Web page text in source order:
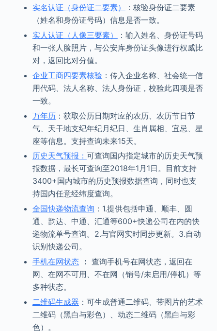
实名认证（身份证二要素）
：核验身份证二要素
（姓名和身份证号码）信息是否一致。
实人认证（人像三要素）
：输入姓名、身份证号码
和一张人脸照片，与公安库身份证头像进行权威比
对，返回比对分值。
企业工商四要素核验：传入企业名称、社会统一信
用代码、法人名称、法人身份证，校验此四项是否
一致。
万年历：获取公历日期对应的农历、农历节日节
气、天干地支纪年纪月纪日、生肖属相、宜忌、星
座等信息。支持查询未来15天。
历史天气预报： 可查询国内指定城市的历史天气预
报数据，最长可查询至2018年1月1日。目前支持
3400+国内城市的历史预报数据查询，同时也支
持国内任意经纬度查询。
全国快递物流查询 ：1.提供包括申通、顺丰、圆
通、韵达、中通、汇通等600+快递公司在内的快
递物流单号查询。2.与官网实时同步更新。3.自动
识别快递公司。
手机在网状态
： 查询手机号在网状态，返回在
网、在网不可用、不在网（销号/未启用/停机）等
多种状态。
二维码生成器 ：可生成普通二维码、带图片的艺术
二维码（黑白与彩色）、动态二维码（黑白与彩
色）。